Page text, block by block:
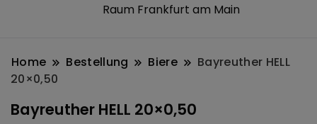
Raum Frankfurt am Main
Home Bestellung Biere
Bayreuther HELL
20×0,50
Bayreuther HELL 20×0,50